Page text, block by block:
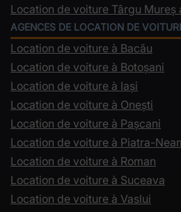
Location de voiture Târgu Mureș
AGENCES DE LOCATION DE
Location de voiture à Bacău
Location de voiture à Botoșani
Location de voiture à Iași
Location de voiture à Onești
Location de voiture à Pașcani
Location de voiture à Piatra-
Location de voiture à Roman
Location de voiture à Suceava
Location de voiture à Vaslui